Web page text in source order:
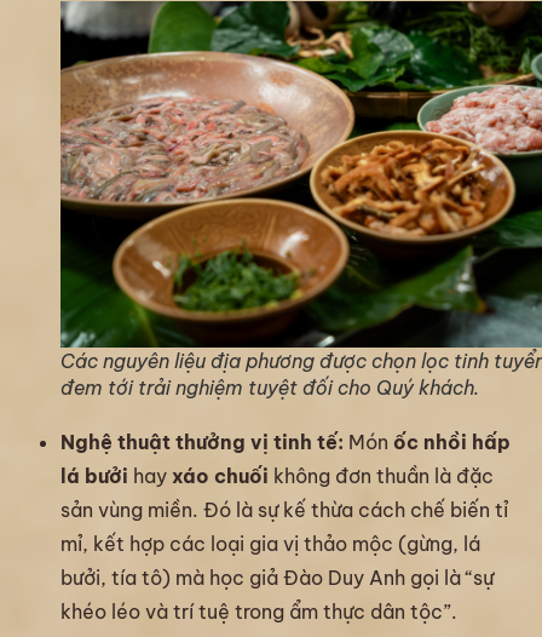
Các nguyên liệu địa phương được chọn lọc tinh
đem tới trải nghiệm tuyệt đối cho Quý khách.
Nghệ thuật thưởng vị tinh tế: Món ốc nhồi hấp
lá bưởi hay xáo chuối không đơn thuần là đặc
sản vùng miền. Đó là sự kế thừa cách chế biến tỉ
mỉ, kết hợp các loại gia vị thảo mộc (gừng, lá
bưởi, tía tô) mà học giả Đào Duy Anh gọi là “sự
khéo léo và trí tuệ trong ẩm thực dân tộc”.